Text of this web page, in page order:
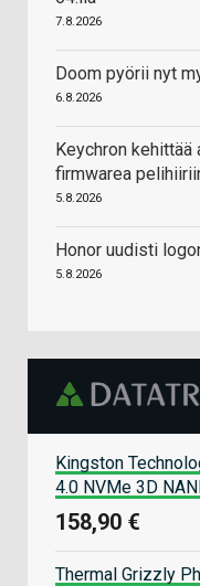
7.8.2026
Doom pyörii nyt
6.8.2026
Keychron
firmwarea
5.8.2026
Honor uudisti
5.8.2026
Kingston
4.0 NVMe 3D
158,90 €
Thermal Grizzly